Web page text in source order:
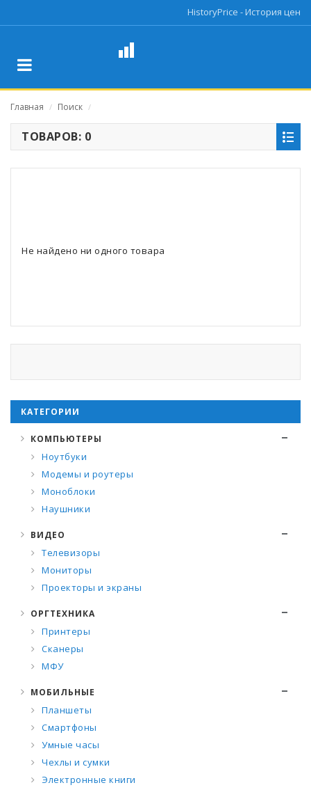
HistoryPrice - История цен
Главная / Поиск /
ТОВАРОВ: 0
Не найдено ни одного товара
КАТЕГОРИИ
КОМПЬЮТЕРЫ
Ноутбуки
Модемы и роутеры
Моноблоки
Наушники
ВИДЕО
Телевизоры
Мониторы
Проекторы и экраны
ОРГТЕХНИКА
Принтеры
Сканеры
МФУ
МОБИЛЬНЫЕ
Планшеты
Смартфоны
Умные часы
Чехлы и сумки
Электронные книги